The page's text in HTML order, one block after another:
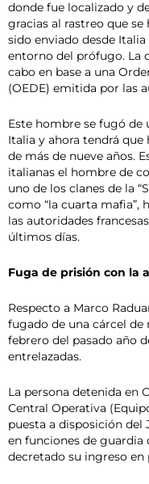
donde fue localizado y
gracias al rastreo que
sido enviado desde
entorno del prófugo. La
cabo en base a una
(OEDE) emitida por las
Este hombre se fugó de
Italia y ahora tendrá
de más de nueve años.
italianas el hombre de
uno de los clanes de la
como “la cuarta mafia”,
las autoridades
últimos días.
Fuga de prisión con la
Respecto a Marco
fugado de una cárcel
febrero del pasado año
entrelazadas.
La persona detenida en
Central Operativa
puesta a disposición del
en funciones de guardia
decretado su ingreso en